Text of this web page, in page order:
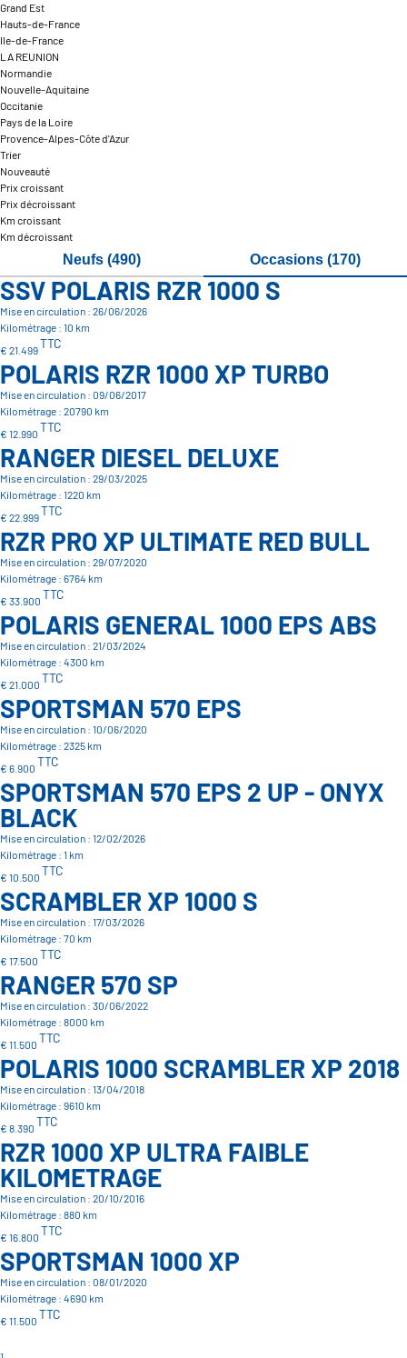
Grand Est
Hauts-de-France
Ile-de-France
LA REUNION
Normandie
Nouvelle-Aquitaine
Occitanie
Pays de la Loire
Provence-Alpes-Côte d'Azur
Trier
Nouveauté
Prix croissant
Prix décroissant
Km croissant
Km décroissant
Neufs (490) Occasions (170)
SSV POLARIS RZR 1000 S
Mise en circulation : 26/06/2026
Kilométrage : 10 km
€ 21.499TTC
POLARIS RZR 1000 XP TURBO
Mise en circulation : 09/06/2017
Kilométrage : 20790 km
€ 12.990 TTC
RANGER DIESEL DELUXE
Mise en circulation : 29/03/2025
Kilométrage : 1220 km
€ 22.999TTC
RZR PRO XP ULTIMATE RED BULL
Mise en circulation : 29/07/2020
Kilométrage : 6764 km
€ 33.900 TTC
POLARIS GENERAL 1000 EPS ABS
Mise en circulation : 21/03/2024
Kilométrage : 4300 km
€ 21.000 TTC
SPORTSMAN 570 EPS
Mise en circulation : 10/06/2020
Kilométrage : 2325 km
€ 6.900 TTC
SPORTSMAN 570 EPS 2 UP - ONYX
BLACK
Mise en circulation : 12/02/2026
Kilométrage : 1 km
€ 10.500 TTC
SCRAMBLER XP 1000 S
Mise en circulation : 17/03/2026
Kilométrage : 70 km
€ 17.500 TTC
RANGER 570 SP
Mise en circulation : 30/06/2022
Kilométrage : 8000 km
€ 11.500 TTC
POLARIS 1000 SCRAMBLER XP 2018
Mise en circulation : 13/04/2018
Kilométrage : 9610 km
€ 8.390 TTC
RZR 1000 XP ULTRA FAIBLE
KILOMETRAGE
Mise en circulation : 20/10/2016
Kilométrage : 880 km
€ 16.800 TTC
SPORTSMAN 1000 XP
Mise en circulation : 08/01/2020
Kilométrage : 4690 km
€ 11.500 TTC